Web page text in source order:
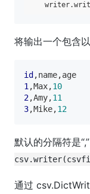
将输出一个包含
id
1 ,Max,10
2,Amy,11
3,Mike,12
默认的分隔符是
通过